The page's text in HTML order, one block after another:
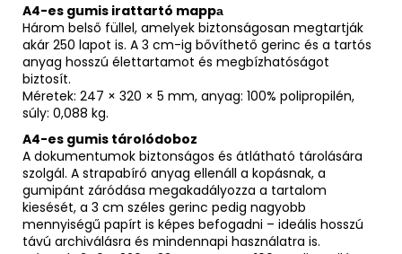
A4-es gumis irattartó mappа
Három belső füllel, amelyek biztonságosan megtartják
akár 250 lapot is. A 3 cm-ig bővíthető gerinc és a tartós
anyag hosszú élettartamot és megbízhatóságot
biztosít.
Méretek: 247 × 320 × 5 mm, anyag: 100% polipropilén,
súly: 0,088 kg.
A4-es gumis tárolódoboz
A dokumentumok biztonságos és átlátható tárolására
szolgál. A strapabíró anyag ellenáll a kopásnak, a
gumipánt záródása megakadályozza a tartalom
kiesését, a 3 cm széles gerinc pedig nagyobb
mennyiségű papírt is képes befogadni – ideális hosszú
távú archiválásra és mindennapi használatra is.